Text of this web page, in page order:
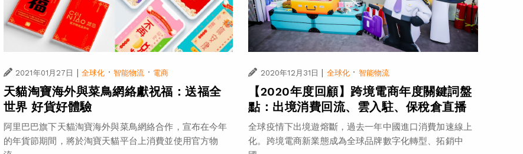
2021年01月27日 | 全球化 · 智能物流 · 電商
天貓淘寶海外與菜鳥網絡獻祝福：送福全
世界 好貨好體驗
阿里巴巴旗下天貓淘寶海外與菜鳥網絡合作，宣布在今年
的年貨節期間，將於淘寶天貓平台上消費並使用官方物
2020年12月31日 | 全球化 · 智能物流
【2020年度回顧】跨境電商年度關鍵詞盤
點：出境消費回流、雲入駐、保稅倉直播
全球疫情下出境遊熔斷，過去一年中國進口消費加速線上
化。跨境電商新業態成為全球品牌數字化轉型、拓銷中